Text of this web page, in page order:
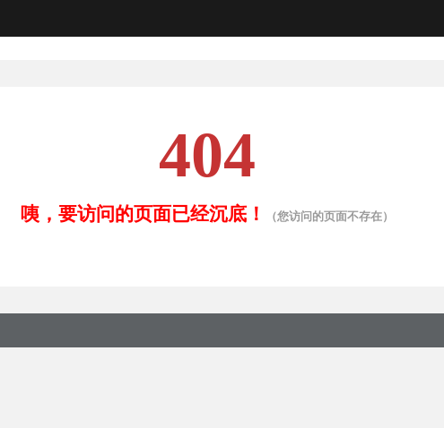
404
咦，要访问的页面已经沉底！ （您访问的页面不存在）